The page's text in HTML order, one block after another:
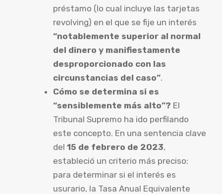
préstamo (lo cual incluye las tarjetas
revolving) en el que se fije un interés
“notablemente superior al normal
del dinero y manifiestamente
desproporcionado con las
circunstancias del caso”.
Cómo se determina si es
“sensiblemente más alto”? El
Tribunal Supremo ha ido perfilando
este concepto. En una sentencia clave
del 15 de febrero de 2023,
estableció un criterio más preciso:
para determinar si el interés es
usurario, la Tasa Anual Equivalente